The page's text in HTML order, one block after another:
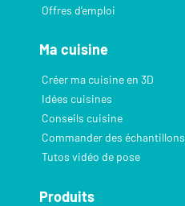
Offres d’emploi
Ma cuisine
Créer ma cuisine en 3D
Idées cuisines
Conseils cuisine
Commander des échantillons
Tutos vidéo de pose
Produits